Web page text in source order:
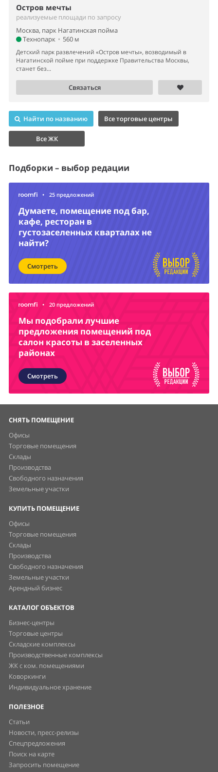
Остров мечты
реализуемые площади по запросу
Москва, парк Нагатинская пойма
Технопарк • 560 м
Детский парк развлечений «Остров мечты», возводимый в
Нагатинской пойме при поддержке Правительства Москвы,
станет без...
Связаться
Найти по названию Все торговые центры
Все ЖК
Подборки – выбор редации
• 25 предложений
Думаете, помещение под бар,
кафе, ресторан в
густозаселенных кварталах не
найти?
Смотреть
• 20 предложений
Мы подобрали лучшие
предложения помещений под
салон красоты в заселенных
районах
Смотреть
СНЯТЬ ПОМЕЩЕНИЕ
Офисы
Торговые помещения
Склады
Производства
Свободного назначения
Земельные участки
КУПИТЬ ПОМЕЩЕНИЕ
Офисы
Торговые помещения
Склады
Производства
Свободного назначения
Земельные участки
Арендный бизнес
КАТАЛОГ ОБЪЕКТОВ
Бизнес-центры
Торговые центры
Складские комплексы
Производственные комплексы
ЖК с ком. помещениями
Коворкинги
Индивидуальное хранение
ПОЛЕЗНОЕ
Статьи
Новости, пресс-релизы
Спецпредложения
Поиск на карте
Запросить помещение